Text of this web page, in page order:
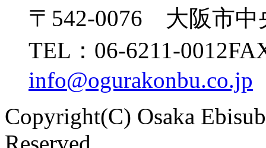
〒542-0076 大阪市中
TEL：06-6211-0012
info@ogurakonbu.co.jp
Copyright(C) Osaka